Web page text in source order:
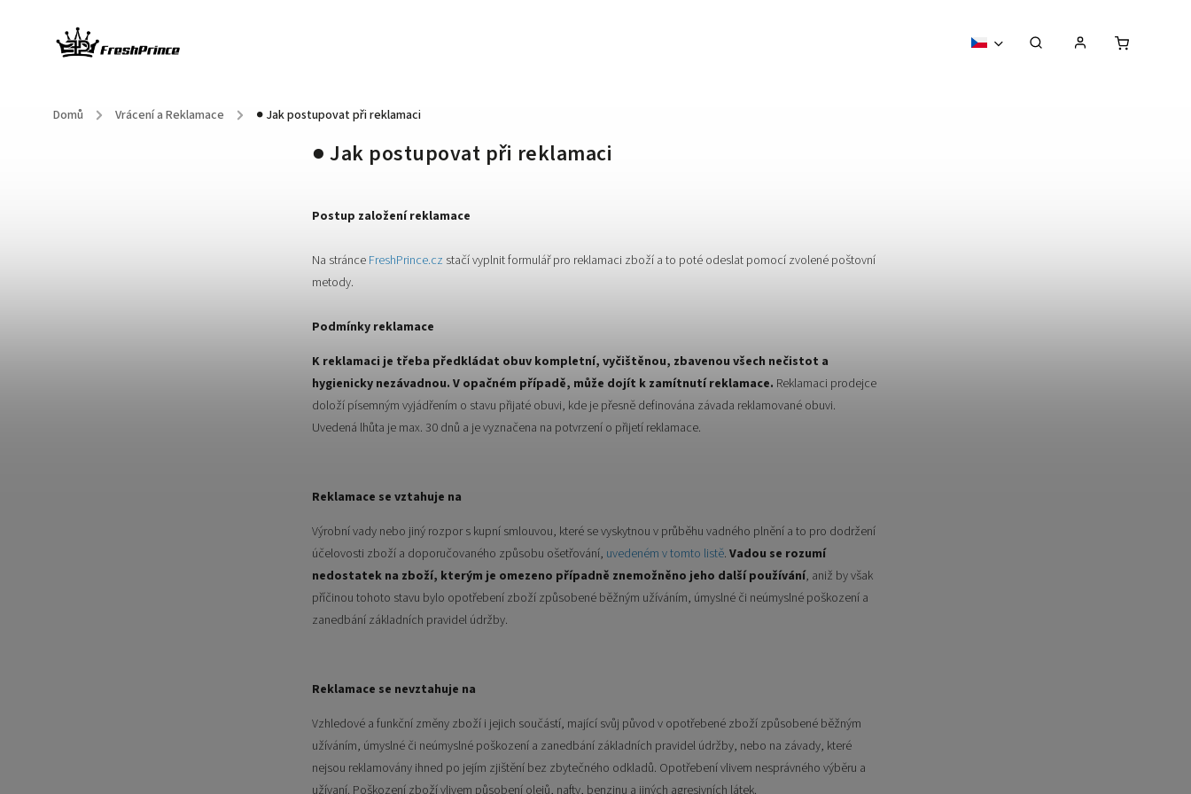
Domů / Vrácení a Reklamace / ● Jak postupovat při reklamaci
● Jak postupovat při reklamaci
Postup založení reklamace
Na stránce FreshPrince.cz stačí vyplnit formulář pro reklamaci zboží a to poté odeslat pomocí zvolené poštovní
metody.
Podmínky reklamace
K reklamaci je třeba předkládat obuv kompletní, vyčištěnou, zbavenou všech nečistot a
hygienicky nezávadnou. V opačném případě, může dojít k zamítnutí reklamace. Reklamaci prodejce
doloží písemným vyjádřením o stavu přijaté obuvi, kde je přesně definována závada reklamované obuvi.
Uvedená lhůta je max. 30 dnů a je vyznačena na potvrzení o přijetí reklamace.
Reklamace se vztahuje na
Výrobní vady nebo jiný rozpor s kupní smlouvou, které se vyskytnou v průběhu vadného plnění a to pro dodržení
účelovosti zboží a doporučovaného způsobu ošetřování, uvedeném v tomto listě. Vadou se rozumí
nedostatek na zboží, kterým je omezeno případně znemožněno jeho další používání, aniž by však
příčinou tohoto stavu bylo opotřebení zboží způsobené běžným užíváním, úmyslné či neúmyslné poškození a
zanedbání základních pravidel údržby.
Reklamace se nevztahuje na
Vzhledové a funkční změny zboží i jejich součástí, mající svůj původ v opotřebené zboží způsobené běžným
užíváním, úmyslné či neúmyslné poškození a zanedbání základních pravidel údržby, nebo na závady, které
nejsou reklamovány ihned po jejím zjištění bez zbytečného odkladů. Opotřebení vlivem nesprávného výběru a
užívaní. Poškození zboží vlivem působení olejů, nafty, benzinu a jiných agresivních látek.